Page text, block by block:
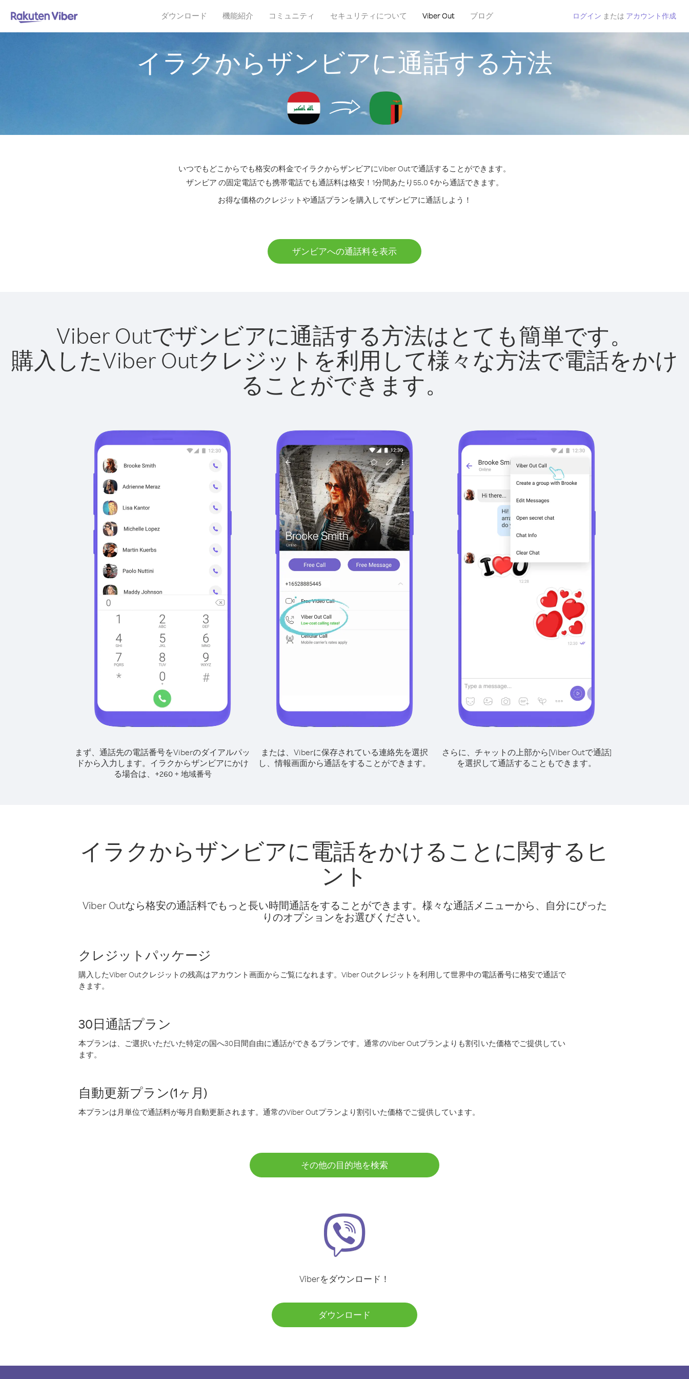
ダウンロード 機能紹介 コミュニティ セキュリティについて Viber Out ブログ ログイン または アカウント作成
イラクからザンビアに通話する方法
いつでもどこからでも格安の料金でイラクからザンビアにViber Outで通話することができます。
ザンビア の固定電話でも携帯電話でも通話料は格安！1分間あたり55.0 ¢から通話できます。
お得な価格のクレジットや通話プランを購入してザンビアに通話しよう！
ザンビアへの通話料を表示
Viber Outでザンビアに通話する方法はとても簡単です。
購入したViber Outクレジットを利用して様々な方法で電話をかけ
ることができます。
まず、通話先の電話番号をViberのダイアルパッ
ドから入力します。 イラクからザンビアにかけ
る場合は、
+260+ 地域番号
または、Viberに保存されている連絡先を選択
し、情報画面から通話をすることができます。
さらに、チャットの上部から[Viber Outで通話]
を選択して通話することもできます。
イラクからザンビアに電話をかけることに関するヒ
ント
Viber Outなら格安の通話料でもっと長い時間通話をすることができます。様々な通話メニューから、自分にぴった
りのオプションをお選びください。
クレジットパッケージ
購入したViber Outクレジットの残高はアカウント画面からご覧になれます。Viber Outクレジットを利用して世界中の電話番号に格安で通話で
きます。
30日通話プラン
本プランは、ご選択いただいた特定の国へ30日間自由に通話ができるプランです。通常のViber Outプランよりも割引いた価格でご提供してい
ます。
自動更新プラン(1ヶ月)
本プランは月単位で通話料が毎月自動更新されます。通常のViber Outプランより割引いた価格でご提供しています。
その他の目的地を検索
Viberをダウンロード！
ダウンロード